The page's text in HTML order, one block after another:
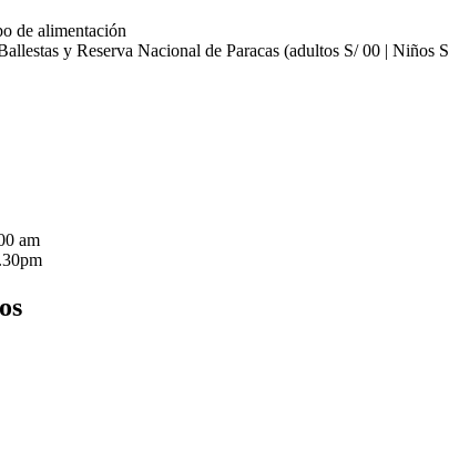
de alimentación
y Reserva Nacional de Paracas (adultos S/ 00 | Niños
am